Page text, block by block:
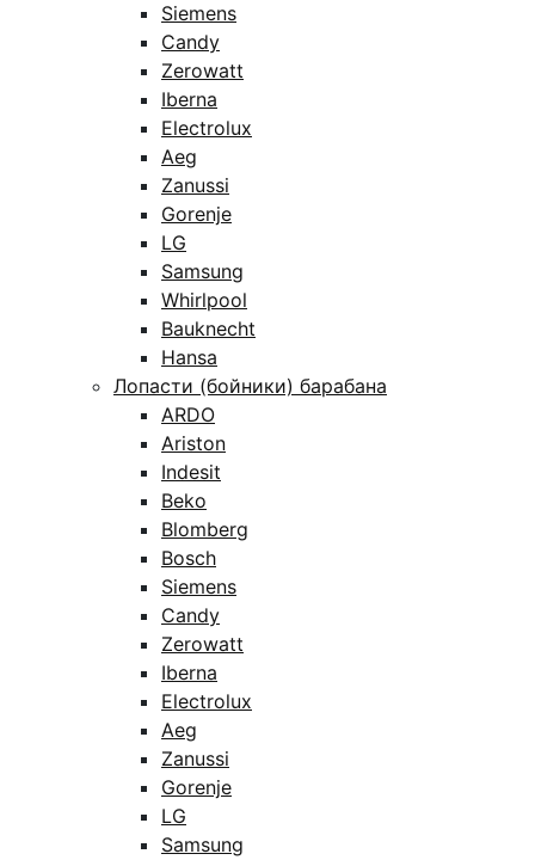
Siemens
Candy
Zerowatt
Iberna
Electrolux
Aeg
Zanussi
Gorenje
LG
Samsung
Whirlpool
Bauknecht
Hansa
Лопасти (бойники) барабана
ARDO
Ariston
Indesit
Beko
Blomberg
Bosch
Siemens
Candy
Zerowatt
Iberna
Electrolux
Aeg
Zanussi
Gorenje
LG
Samsung